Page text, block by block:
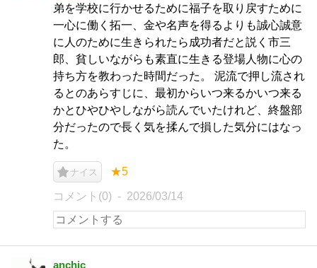
弟を学校に行かせるために福子を取り戻すために
一心に働く拓一、金や名声を得るよりも誠心誠意
に人のために生きられたら成功者だと説く市三
郎、貧しいながらも素直に生きる登場人物に心の
持ち方を教わった時間だった。 泥流で押し流され
るとのあらすじに、最初からいつ来るかいつ来る
かとひやひやしながら読んでいたけれど、終盤部
分だったので長く気を揉んで損した気分にはなっ
た。
ナイス ★5
コメント(0) 2026/03/14
anchic